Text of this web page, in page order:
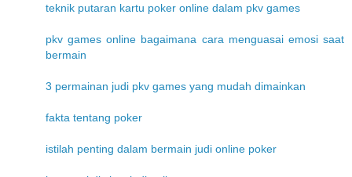
teknik putaran kartu poker online dalam pkv games
pkv games online bagaimana cara menguasai emosi saat
bermain
3 permainan judi pkv games yang mudah dimainkan
fakta tentang poker
istilah penting dalam bermain judi online poker